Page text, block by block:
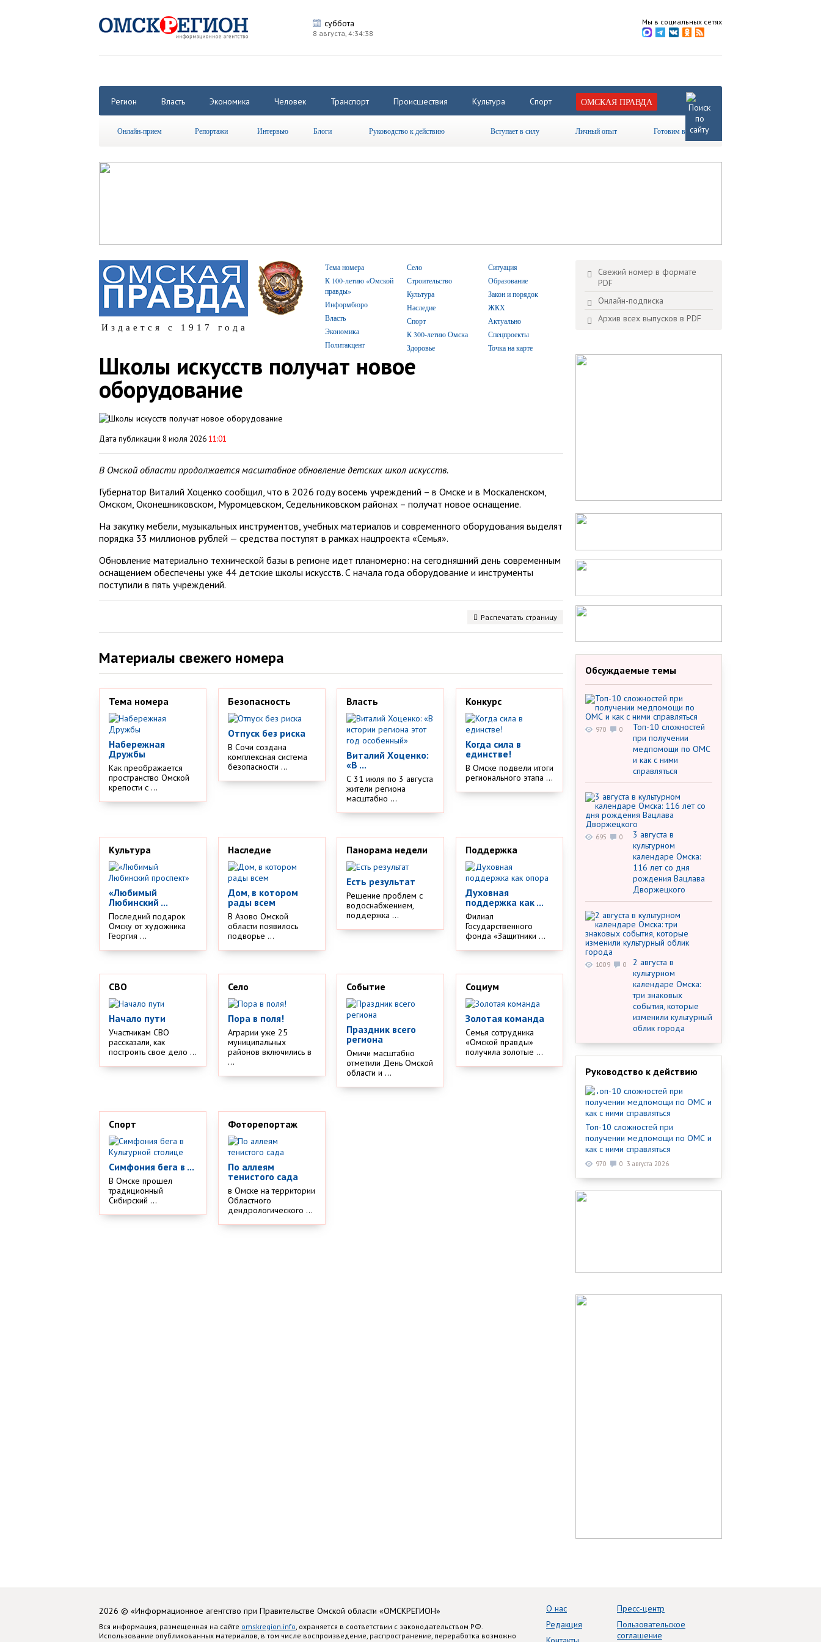
суббота
8 августа, 4:34:38
Мы в социальных сетях
Регион Власть Экономика Человек Транспорт Происшествия Культура Спорт ОМСКАЯ ПРАВДА
Онлайн-прием Репортажи Интервью Блоги Руководство к действию Вступает в силу Личный опыт Готовим вместе
Тема номера
К 100-летию «Омской
правды»
Информбюро
Власть
Экономика
Политакцент
Село
Строительство
Культура
Наследие
Спорт
К 300-летию Омска
Здоровье
Ситуация
Образование
Закон и порядок
ЖКХ
Актуально
Спецпроекты
Точка на карте
Свежий номер в формате
PDF
Онлайн-подписка
Архив всех выпусков в PDF
Издается с 1917 года
Школы искусств получат новое
оборудование
Дата публикации 8 июля 202611:01
В Омской области продолжается масштабное обновление детских школ искусств.
Губернатор Виталий Хоценко сообщил, что в 2026 году восемь учреждений – в Омске и в Москаленском,
Омском, Оконешниковском, Муромцевском, Седельниковском районах – получат новое оснащение.
На закупку мебели, музыкальных инструментов, учебных материалов и современного оборудования выделят
порядка 33 миллионов рублей — средства поступят в рамках нацпроекта «Семья».
Обновление материально технической базы в регионе идет планомерно: на сегодняшний день современным
оснащением обеспечены уже 44 детские школы искусств. С начала года оборудование и инструменты
поступили в пять учреждений.
Распечатать страницу
Материалы свежего номера
Тема номера
Набережная
Дружбы
Как преображается
пространство Омской
крепости с ...
Безопасность
Отпуск без риска
В Сочи создана
комплексная система
безопасности ...
Власть
Виталий Хоценко:
«В ...
С 31 июля по 3 августа
жители региона
масштабно ...
Конкурс
Когда сила в
единстве!
В Омске подвели итоги
регионального этапа ...
Культура
«Любимый
Любинский ...
Последний подарок
Омску от художника
Георгия ...
Наследие
Дом, в котором
рады всем
В Азово Омской
области появилось
подворье ...
Панорама недели
Есть результат
Решение проблем с
водоснабжением,
поддержка ...
Поддержка
Духовная
поддержка как ...
Филиал
Государственного
фонда «Защитники ...
СВО
Начало пути
Участникам СВО
рассказали, как
построить свое дело ...
Село
Пора в поля!
Аграрии уже 25
муниципальных
районов включились в
...
Событие
Праздник всего
региона
Омичи масштабно
отметили День Омской
области и ...
Социум
Золотая команда
Семья сотрудника
«Омской правды»
получила золотые ...
Спорт
Симфония бега в ...
В Омске прошел
традиционный
Сибирский ...
Фоторепортаж
По аллеям
тенистого сада
в Омске на территории
Областного
дендрологического ...
Обсуждаемые темы
Топ-10 сложностей
при получении
медпомощи по ОМС
и как с ними
справляться
970 0
3 августа в
культурном
календаре Омска:
116 лет со дня
рождения Вацлава
Дворжецкого
695 0
2 августа в
культурном
календаре Омска:
три знаковых
события, которые
изменили культурный
облик города
1009 0
Руководство к действию
Топ-10 сложностей при
получении медпомощи по ОМС и
как с ними справляться
970 0 3 августа 2026
2026 © «Информационное агентство при Правительстве Омской области «ОМСКРЕГИОН»
Вся информация, размещенная на сайте omskregion.info, охраняется в соответствии с законодательством РФ.
Использование опубликованных материалов, в том числе воспроизведение, распространение, переработка возможно
О нас
Редакция
Пресс-центр
Пользовательское
соглашение